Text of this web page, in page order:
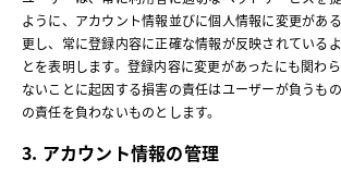
ように、アカウント情報並びに個人情報に変更があ
更し、常に登録内容に正確な情報が反映されている
とを表明します。登録内容に変更があったにも関わ
ないことに起因する損害の責任はユーザーが負うも
の責任を負わないものとします。
3. アカウント情報の管理